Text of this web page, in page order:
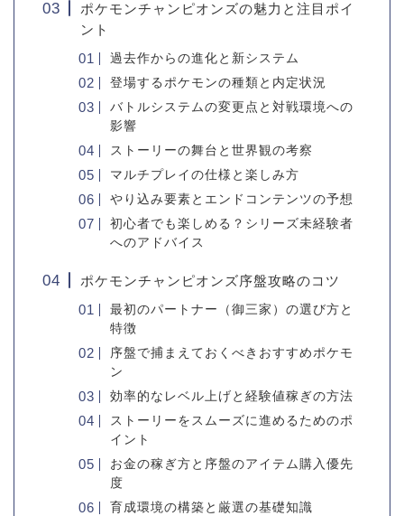
ポケモンチャンピオンズの魅力と注目ポイ
ント
過去作からの進化と新システム
登場するポケモンの種類と内定状況
バトルシステムの変更点と対戦環境への
影響
ストーリーの舞台と世界観の考察
マルチプレイの仕様と楽しみ方
やり込み要素とエンドコンテンツの予想
初心者でも楽しめる？シリーズ未経験者
へのアドバイス
ポケモンチャンピオンズ序盤攻略のコツ
最初のパートナー（御三家）の選び方と
特徴
序盤で捕まえておくべきおすすめポケモ
ン
効率的なレベル上げと経験値稼ぎの方法
ストーリーをスムーズに進めるためのポ
イント
お金の稼ぎ方と序盤のアイテム購入優先
度
育成環境の構築と厳選の基礎知識